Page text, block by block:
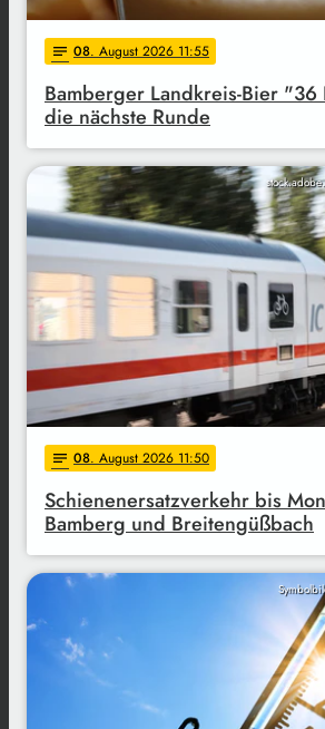
notes 08. August 2026 11:55
Bamberger Landkreis-Bier
die nächste Runde
notes 08. August 2026 11:50
Schienenersatzverkehr bis
Bamberg und Breitengüßbach